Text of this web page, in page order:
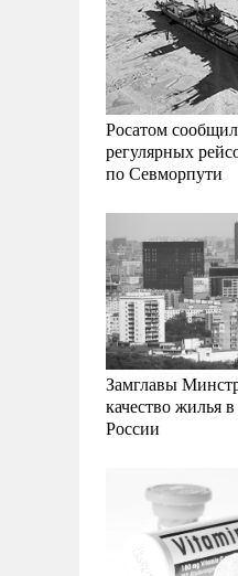
Росатом
регулярных
по Севморпути
Замглавы
качество жилья
России